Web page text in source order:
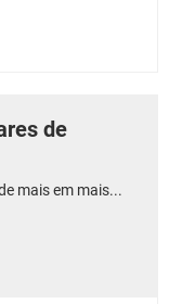
de
mais em mais...